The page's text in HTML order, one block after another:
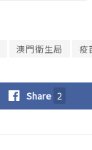
澳門衛生局 疫
Share 2